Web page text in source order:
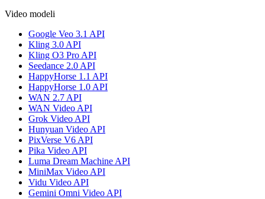
Video modeli
Google Veo 3.1 API
Kling 3.0 API
Kling O3 Pro API
Seedance 2.0 API
HappyHorse 1.1 API
HappyHorse 1.0 API
WAN 2.7 API
WAN Video API
Grok Video API
Hunyuan Video API
PixVerse V6 API
Pika Video API
Luma Dream Machine API
MiniMax Video API
Vidu Video API
Gemini Omni Video API